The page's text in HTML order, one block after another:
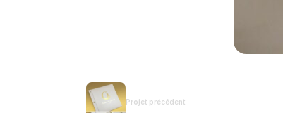
Projet précédent